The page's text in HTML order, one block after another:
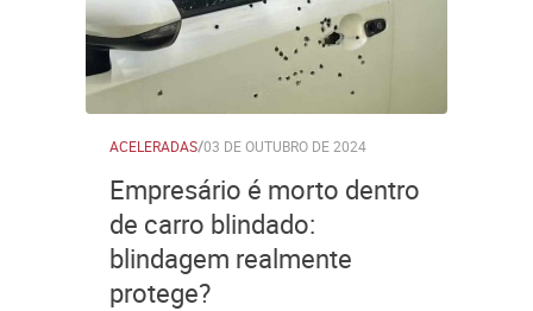
ACELERADAS/03 DE OUTUBRO DE 2024
Empresário é morto dentro
de carro blindado:
blindagem realmente
protege?